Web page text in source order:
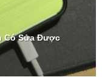
Có Sửa Được